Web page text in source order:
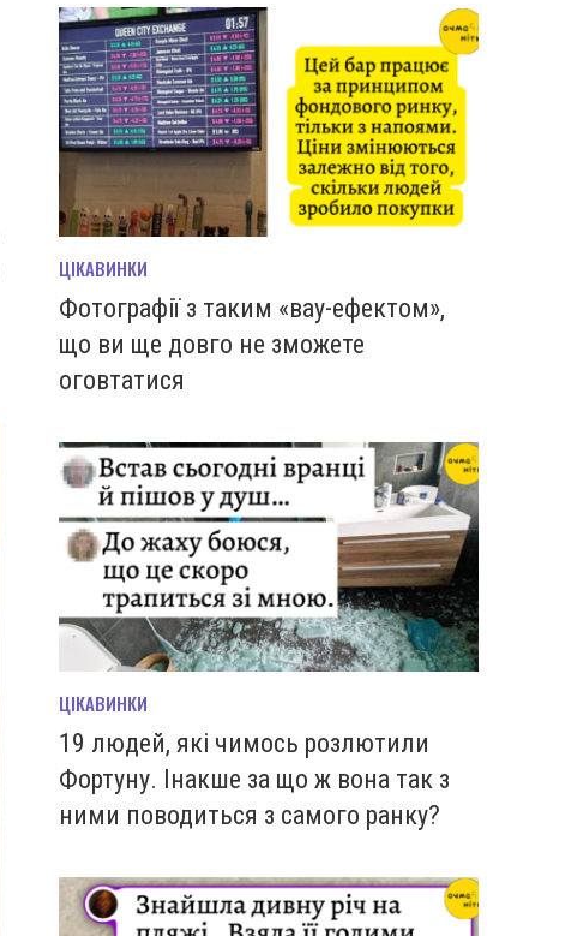
ЦІКАВИНКИ
Фотографії з таким «вау-ефектом»,
що ви ще довго не зможете
оговтатися
ЦІКАВИНКИ
19 людей, які чимось розлютили
Фортуну. Інакше за що ж вона так з
ними поводиться з самого ранку?